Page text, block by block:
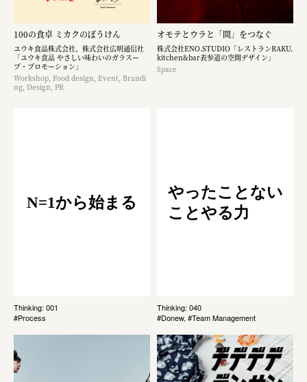
100の食卓 ミカクのぼうけん
ユウキ食品株式会社、株式会社広明通信社
「ユウキ食品 やさしい味わいのガラスー
プ・プロモーション」
Workshop, Food design, Event, Brandi
ng, Design, PR
オモテとウラと「間」をつなぐ
株式会社ENO.STUDIO「レストランRAKU.
kitchen&bar表参道の空間デザイン」
Space
N=1から始まる
Thinking: 001
#Process
やったことない
ことやる力
Thinking: 040
#Donew, #Team Management